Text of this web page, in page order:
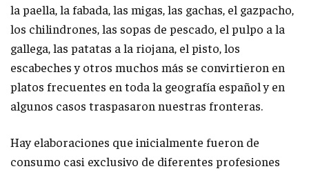
la paella, la fabada, las migas, las gachas, el gazpacho,
los chilindrones, las sopas de pescado, el pulpo a la
gallega, las patatas a la riojana, el pisto, los
escabeches y otros muchos más se convirtieron en
platos frecuentes en toda la geografía español y en
algunos casos traspasaron nuestras fronteras.
Hay elaboraciones que inicialmente fueron de
consumo casi exclusivo de diferentes profesiones